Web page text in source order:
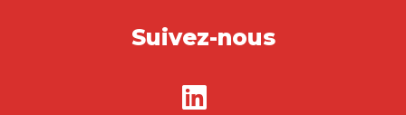
Suivez-nous